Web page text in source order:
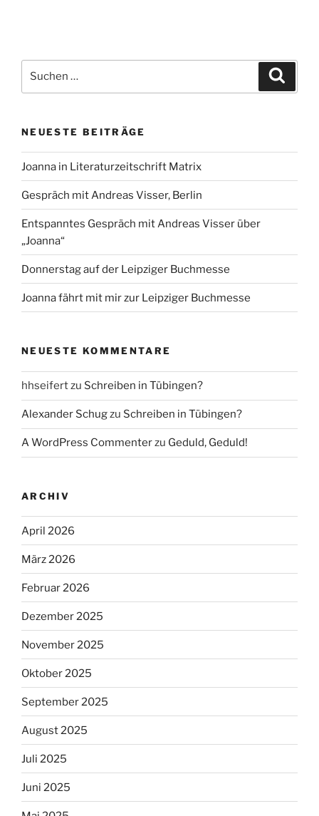
nach:
NEUESTE BEITRÄGE
Joanna in Literaturzeitschrift Matrix
Gespräch mit Andreas Visser, Berlin
Entspanntes Gespräch mit Andreas Visser über
„Joanna“
Donnerstag auf der Leipziger Buchmesse
Joanna fährt mit mir zur Leipziger Buchmesse
NEUESTE KOMMENTARE
hhseifertzu Schreiben in Tübingen?
Alexander Schugzu Schreiben in Tübingen?
A WordPress Commenterzu Geduld, Geduld!
ARCHIV
April 2026
März 2026
Februar 2026
Dezember 2025
November 2025
Oktober 2025
September 2025
August 2025
Juli 2025
Juni 2025